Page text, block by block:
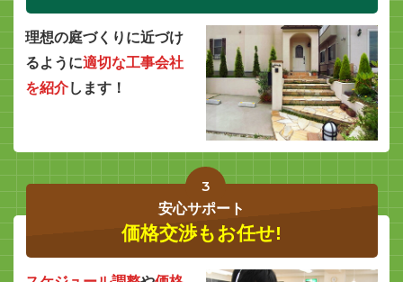
理想の庭づくりに近づけ
るように適切な工事会社
を紹介します！
3
安心サポート
価格交渉もお任せ!